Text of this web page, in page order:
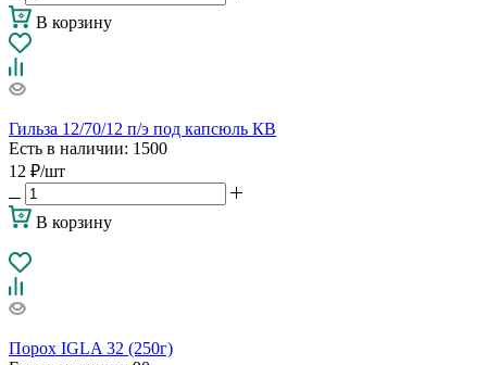
В корзину
Гильза 12/70/12 п/э под капсюль КВ
Есть в наличии: 1500
12 ₽/шт
В корзину
Порох IGLA 32 (250г)